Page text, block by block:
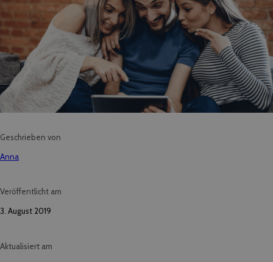
Geschrieben von
Anna
Veröffentlicht am
3. August 2019
Aktualisiert am